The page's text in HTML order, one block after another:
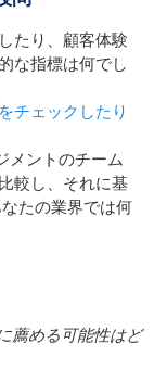
たり、顧客体験
な指標は何でし
チェックしたり
メントのチーム
較し、それに基
たの業界では何
薦める可能性はど